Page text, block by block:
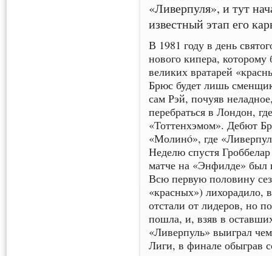
«Ливерпуля», и тут
известный этап его
В 1981 году в день
нового кипера,
великих вратарей
Брюс будет лишь
сам Рэй, почуяв
перебраться в Лондон,
«Тоттенхэмом». Дебют
«Молинó», где
Неделю спустя
матче на «Энфилде» был
Всю первую половину
«красных») лихорадило,
отстали от лидеров, но
пошла, и, взяв в
«Ливерпуль» выиграл
Лиги, в финале обыграв